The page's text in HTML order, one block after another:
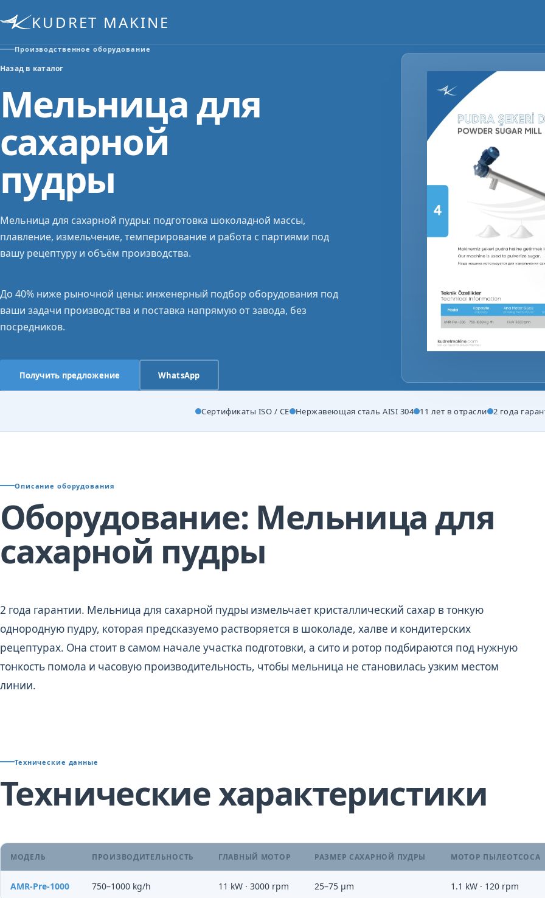
KUDRET MAKINE
Производственное оборудование
Назад в каталог
Мельница для
сахарной
пудры
Мельница для сахарной пудры: подготовка шоколадной массы,
плавление, измельчение, темперирование и работа с партиями под
вашу рецептуру и объём производства.
До 40% ниже рыночной цены: инженерный подбор оборудования под
ваши задачи производства и поставка напрямую от завода, без
посредников.
Получить предложение WhatsApp
Сертификаты ISO / CE Нержавеющая сталь AISI 304 11 лет в отрасли 2 года
Описание оборудования
Оборудование: Мельница для
сахарной пудры
2 года гарантии. Мельница для сахарной пудры измельчает кристаллический сахар в тонкую
однородную пудру, которая предсказуемо растворяется в шоколаде, халве и кондитерских
рецептурах. Она стоит в самом начале участка подготовки, а сито и ротор подбираются под нужную
тонкость помола и часовую производительность, чтобы мельница не становилась узким местом
линии.
Технические данные
Технические характеристики
МОДЕЛЬ ПРОИЗВОДИТЕЛЬНОСТЬ ГЛАВНЫЙ МОТОР РАЗМЕР САХАРНОЙ ПУДРЫ МОТОР ПЫЛЕОТСОСА
AMR-Pre-1000 750–1000 kg/h 11 kW · 3000 rpm 25–75 µm 1.1 kW · 120 rpm